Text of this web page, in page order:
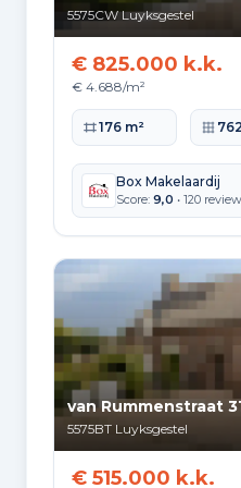
2000 tot 2010
2010 tot 2020
Energie en
Label C
Label B
227
Label F
126
5575CW Luyksgestel
€ 825.000 k.k.
€ 4.688/m²
Woonoppervlakte
176 m²
Box Makelaardij
Score: 9,0 • 120
van Rummenstraat
5575BT Luyksgestel
€ 515.000 k.k.